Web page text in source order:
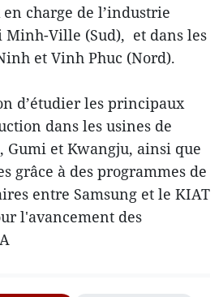
charge de l’industrie
Minh-Ville (Sud), et dans les
et Vinh Phuc (Nord).
d’étudier les principaux
dans les usines de
Gumi et Kwangju, ainsi que
grâce à des programmes de
entre Samsung et le KIAT
l'avancement des